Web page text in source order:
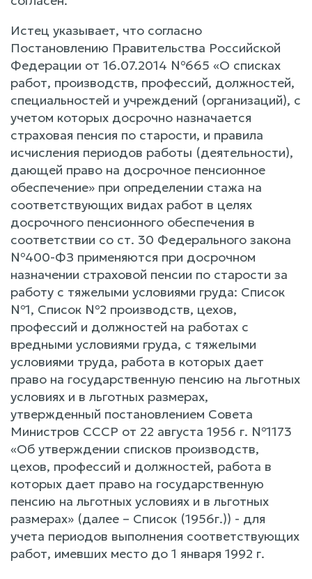
Истец указывает, что согласно
Постановлению Правительства Российской
Федерации от 16.07.2014 №665 «О списках
работ, производств, профессий, должностей,
специальностей и учреждений (организаций), с
учетом которых досрочно назначается
страховая пенсия по старости, и правила
исчисления периодов работы (деятельности),
дающей право на досрочное пенсионное
обеспечение» при определении стажа на
соответствующих видах работ в целях
досрочного пенсионного обеспечения в
соответствии со ст. 30 Федерального закона
№400-ФЗ применяются при досрочном
назначении страховой пенсии по старости за
работу с тяжелыми условиями груда: Список
№1, Список №2 производств, цехов,
профессий и должностей на работах с
вредными условиями груда, с тяжелыми
условиями труда, работа в которых дает
право на государственную пенсию на льготных
условиях и в льготных размерах,
утвержденный постановлением Совета
Министров СССР от 22 августа 1956 г. №1173
«Об утверждении списков производств,
цехов, профессий и должностей, работа в
которых дает право на государственную
пенсию на льготных условиях и в льготных
размерах» (далее – Список (1956г.)) - для
учета периодов выполнения соответствующих
работ, имевших место до 1 января 1992 г.